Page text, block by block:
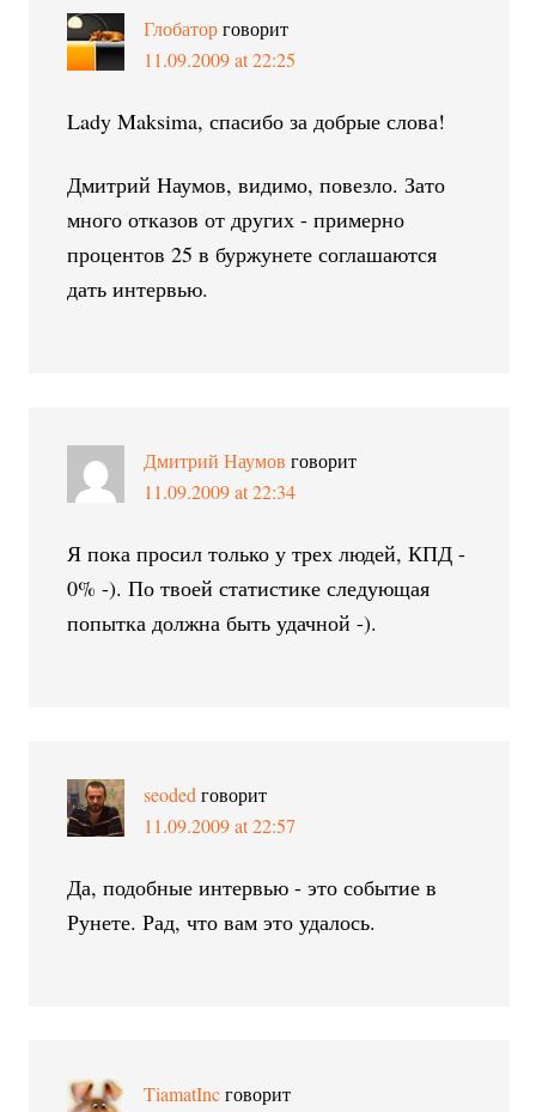
Глобатор говорит
11.09.2009 at 22:25
Lady Maksima, спасибо за добрые слова!
Дмитрий Наумов, видимо, повезло. Зато
много отказов от других - примерно
процентов 25 в буржунете соглашаются
дать интервью.
Дмитрий Наумов говорит
11.09.2009 at 22:34
Я пока просил только у трех людей, КПД -
0% -). По твоей статистике следующая
попытка должна быть удачной -).
seoded говорит
11.09.2009 at 22:57
Да, подобные интервью - это событие в
Рунете. Рад, что вам это удалось.
TiamatInc говорит